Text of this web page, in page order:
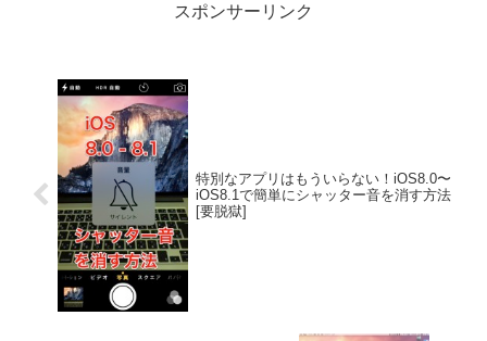
スポンサーリンク
特別なアプリはもういらない！iOS8.0〜
iOS8.1で簡単にシャッター音を消す方法
[要脱獄]